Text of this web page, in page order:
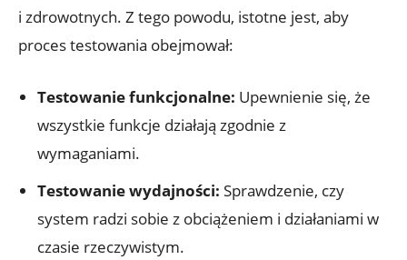
i zdrowotnych. Z tego powodu, istotne jest, aby
proces testowania obejmował:
Testowanie funkcjonalne: Upewnienie się, że
wszystkie funkcje działają zgodnie z
wymaganiami.
Testowanie wydajności: Sprawdzenie, czy
system radzi sobie z obciążeniem i działaniami w
czasie rzeczywistym.